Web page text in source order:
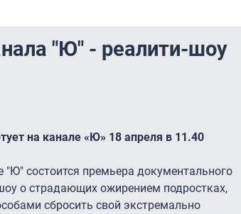
"Ю" - реалити-шоу
на канале «Ю» 18 апреля в 11.40
"Ю" состоится премьера документального
о страдающих ожирением подростках,
сбросить свой экстремально